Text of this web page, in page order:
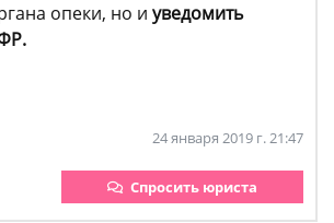
опеки, но и уведомить
24 января 2019 г. 21:47
Спросить юриста